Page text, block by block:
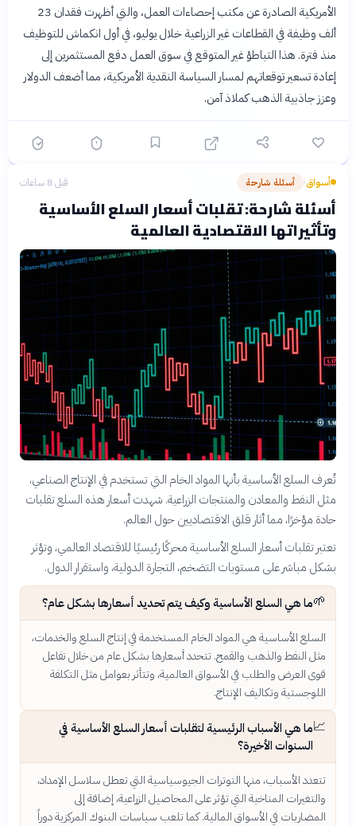
الأمريكية الصادرة عن مكتب إحصاءات العمل، والتي أظهرت فقدان 23
ألف وظيفة في القطاعات غير الزراعية خلال يوليو، في أول انكماش للتوظيف
منذ فترة. هذا التباطؤ غير المتوقع في سوق العمل دفع المستثمرين إلى
إعادة تسعير توقعاتهم لمسار السياسة النقدية الأمريكية، مما أضعف الدولار
وعزز جاذبية الذهب كملاذ آمن.
أسواق› أسئلة شارحة قبل 8 ساعات
أسئلة شارحة: تقلبات أسعار السلع الأساسية
وتأثيراتها الاقتصادية العالمية
تُعرف السلع الأساسية بأنها المواد الخام التي تستخدم في الإنتاج الصناعي،
مثل النفط والمعادن والمنتجات الزراعية. شهدت أسعار هذه السلع تقلبات
حادة مؤخرًا، مما أثار قلق الاقتصاديين حول العالم.
تعتبر تقلبات أسعار السلع الأساسية محركًا رئيسيًا للاقتصاد العالمي، وتؤثر
بشكل مباشر على مستويات التضخم، التجارة الدولية، واستقرار الدول.
🌱ما هي السلع الأساسية وكيف يتم تحديد أسعارها بشكل عام؟
السلع الأساسية هي المواد الخام المستخدمة في إنتاج السلع والخدمات،
مثل النفط والذهب والقمح. تتحدد أسعارها بشكل عام من خلال تفاعل
قوى العرض والطلب في الأسواق العالمية، وتتأثر بعوامل مثل التكلفة
اللوجستية وتكاليف الإنتاج.
📈ما هي الأسباب الرئيسية لتقلبات أسعار السلع الأساسية في
السنوات الأخيرة؟
تتعدد الأسباب، منها التوترات الجيوسياسية التي تعطل سلاسل الإمداد،
والتغيرات المناخية التي تؤثر على المحاصيل الزراعية، إضافة إلى
المضاربات في الأسواق المالية. كما تلعب سياسات البنوك المركزية دوراً